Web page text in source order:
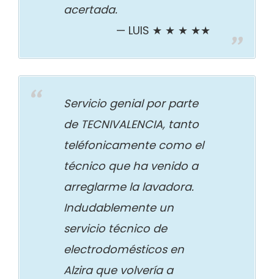
acertada.
LUIS ★ ★ ★ ★★
Servicio genial por parte
de TECNIVALENCIA, tanto
teléfonicamente como el
técnico que ha venido a
arreglarme la lavadora.
Indudablemente un
servicio técnico de
electrodomésticos en
Alzira que volvería a